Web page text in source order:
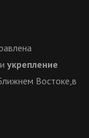
и укрепление
Востоке,в